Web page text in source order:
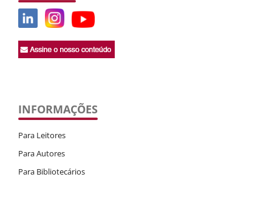
INFORMAÇÕES
Para Leitores
Para Autores
Para Bibliotecários